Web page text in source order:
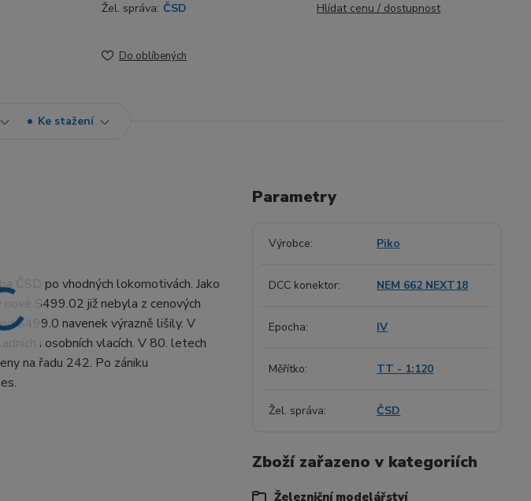
Žel. správa: ČSD Hlídat cenu / dostupnost
Do oblíbených
Ke stažení
ČSD po vhodných lokomotivách. Jako
S499.02 již nebyla z cenových
S499.0 navenek výrazně lišily. V
i osobních vlacích. V 80. letech
na řadu 242. Po zániku
Parametry
Výrobce Piko
DCC konektor NEM 662 NEXT18
Epocha IV
Měřítko TT - 1:120
Žel. správa ČSD
Zboží zařazeno v kategoriích
Železniční modelářství